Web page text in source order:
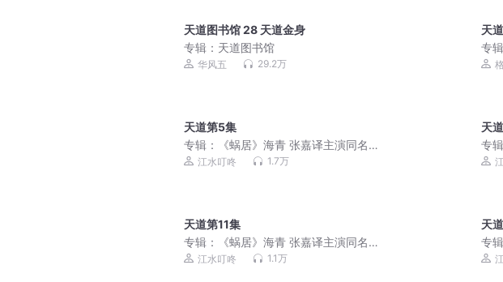
天道图书馆 28 天道金身
专辑： 天道图书馆
华风五 29.2万
天
专
天道第5集
专辑：
《蜗居》海青 张嘉译主演同名电
视剧，作者六六
江水叮咚 1.7万
天
专辑
视
天道第11集
专辑：
《蜗居》海青 张嘉译主演同名电
视剧，作者六六
江水叮咚 1.1万
天
专辑
视